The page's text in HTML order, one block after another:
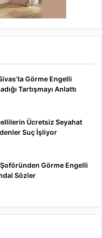
Görme Engelli
Tartışmayı Anlattı
Ücretsiz Seyahat
Suç İşliyor
Görme Engelli
Sözler